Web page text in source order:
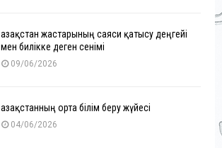
Қазақстан жастарының саяси қатысу деңгейі
мен билікке деген сенімі
09/06/2026
Қазақстанның орта білім беру жүйесі
04/06/2026